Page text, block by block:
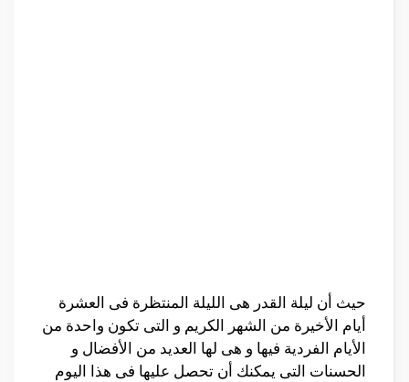
حيث أن ليلة القدر هى الليلة المنتظرة فى العشرة
أيام الأخيرة من الشهر الكريم و التى تكون واحدة من
الأيام الفردية فيها و هى لها العديد من الأفضال و
الحسنات التى يمكنك أن تحصل عليها فى هذا اليوم